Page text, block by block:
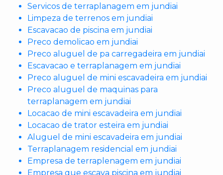
Servicos de terraplanagem em jundiai
Limpeza de terrenos em jundiai
Escavacao de piscina em jundiai
Preco demolicao em jundiai
Preco aluguel de pa carregadeira em jundiai
Escavacao e terraplanagem em jundiai
Preco aluguel de mini escavadeira em jundiai
Preco aluguel de maquinas para
terraplanagem em jundiai
Locacao de mini escavadeira em jundiai
Locacao de trator esteira em jundiai
Aluguel de mini escavadeira em jundiai
Terraplanagem residencial em jundiai
Empresa de terraplenagem em jundiai
Empresa que escava piscina em jundiai